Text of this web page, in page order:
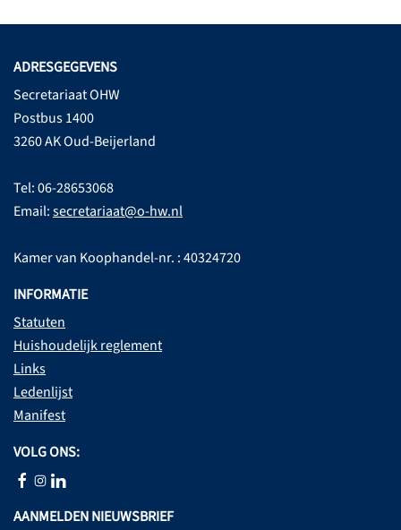
ADRESGEGEVENS
Secretariaat OHW
Postbus 1400
3260 AK Oud-Beijerland
Tel: 06-28653068
Email:secretariaat@o-hw.nl
Kamer van Koophandel-nr. : 40324720
INFORMATIE
Statuten
Huishoudelijk reglement
Links
Ledenlijst
Manifest
VOLG ONS:
AANMELDEN NIEUWSBRIEF